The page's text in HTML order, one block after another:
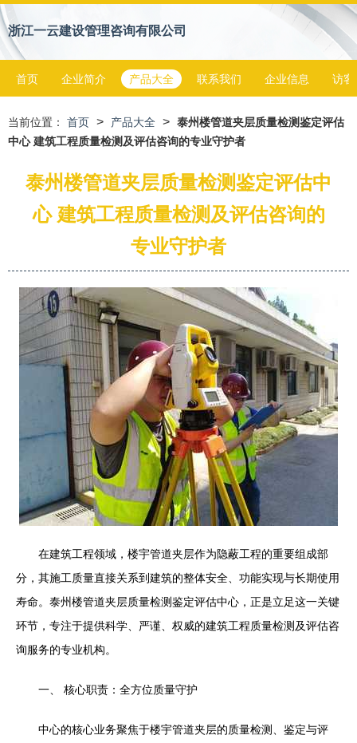
浙江一云建设管理咨询有限公司
首页 企业简介 产品大全 联系我们 企业信息 访客
当前位置： 首页 > 产品大全 > 泰州楼管道夹层质量检测鉴定评估
中心 建筑工程质量检测及评估咨询的专业守护者
泰州楼管道夹层质量检测鉴定评估中
心 建筑工程质量检测及评估咨询的
专业守护者
在建筑工程领域，楼宇管道夹层作为隐蔽工程的重要组成部
分，其施工质量直接关系到建筑的整体安全、功能实现与长期使用
寿命。泰州楼管道夹层质量检测鉴定评估中心，正是立足这一关键
环节，专注于提供科学、严谨、权威的建筑工程质量检测及评估咨
询服务的专业机构。
一、 核心职责：全方位质量守护
中心的核心业务聚焦于楼宇管道夹层的质量检测、鉴定与评